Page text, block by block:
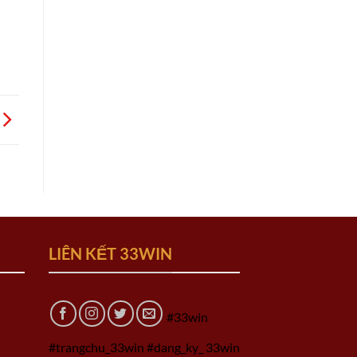
LIÊN KẾT 33WIN
#33win
#trangchu_33win #dang_ky_ 33win